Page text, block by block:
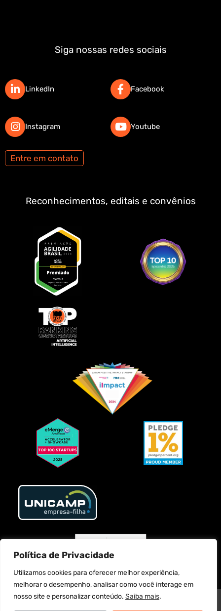
Política de Privacidade
Utilizamos cookies para oferecer melhor experiência,
melhorar o desempenho, analisar como você interage em
nosso site e personalizar conteúdo. Saiba mais.
Siga nossas redes sociais
LinkedIn
Instagram
Facebook
Youtube
Entre em contato
Reconhecimentos, editais e convênios